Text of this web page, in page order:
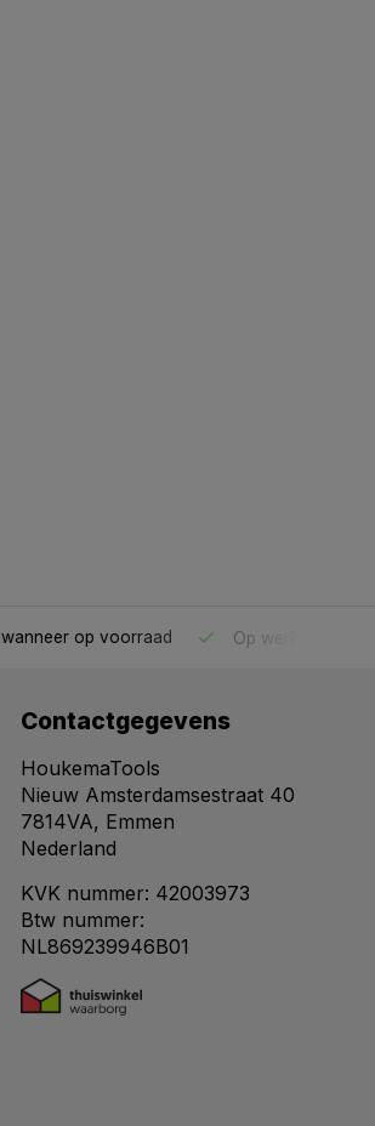
, wanneer op voorraad Op werkdagen
Contactgegevens
HoukemaTools
Nieuw Amsterdamsestraat 40
7814VA, Emmen
Nederland
KVK nummer: 42003973
Btw nummer:
NL869239946B01